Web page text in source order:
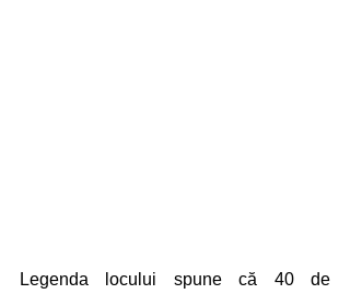
Legenda locului spune că 40 de